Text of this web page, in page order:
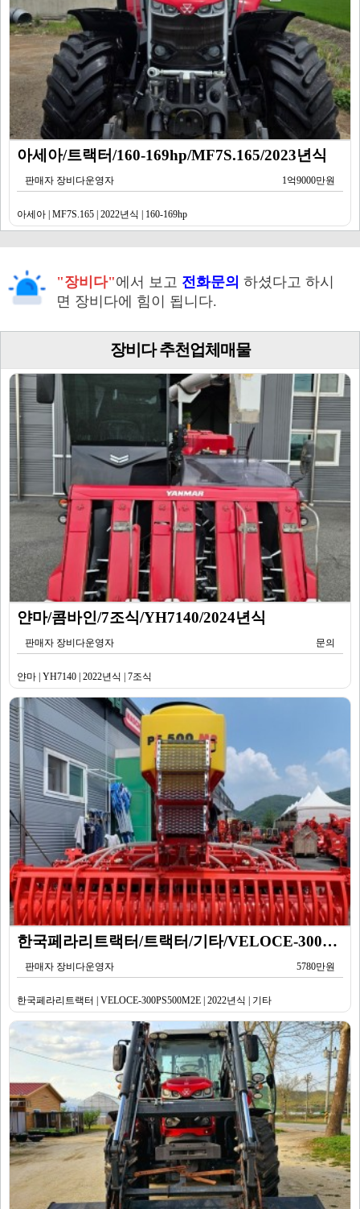
아세아/트랙터/160-169hp/MF7S.165/2023년식
판매자 장비다운영자 1억9000만원
아세아 | MF7S.165 | 2022년식 | 160-169hp
"장비다"에서 보고 전화문의 하셨다고 하시
면 장비다에 힘이 됩니다.
장비다 추천업체매물
얀마/콤바인/7조식/YH7140/2024년식
판매자 장비다운영자 문의
얀마 | YH7140 | 2022년식 | 7조식
한국페라리트랙터/트랙터/기타/VELOCE-300PS500M2E/2022년식
판매자 장비다운영자 5780만원
한국페라리트랙터 | VELOCE-300PS500M2E | 2022년식 | 기타